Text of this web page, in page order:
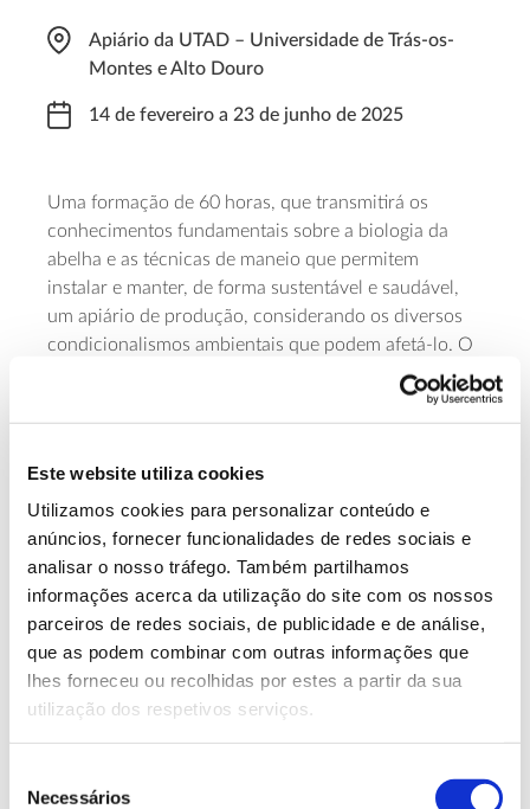
Este website utiliza cookies
Utilizamos cookies para personalizar conteúdo e
anúncios, fornecer funcionalidades de redes sociais e
analisar o nosso tráfego. Também partilhamos
informações acerca da utilização do site com os nossos
parceiros de redes sociais, de publicidade e de análise,
que as podem combinar com outras informações que
lhes forneceu ou recolhidas por estes a partir da sua
utilização dos respetivos serviços.
Necessários
Apiário da UTAD – Universidade de Trás-os-
Montes e Alto Douro
14 de fevereiro a 23 de junho de 2025
Uma formação de 60 horas, que transmitirá os
conhecimentos fundamentais sobre a biologia da
abelha e as técnicas de maneio que permitem
instalar e manter, de forma sustentável e saudável,
um apiário de produção, considerando os diversos
condicionalismos ambientais que podem afetá-lo. O
curso destina-se a profissionais da fileira do mel e
preferência com o 12º ano na área de ciências
possível apresentar candidatura a Bolsa de Incentivo
neste valor, ao abrigo dos Programas Impulso
Adultos ou Jovem STEAM (PRR).
Saiba mais
13.07.2026
Genoma do priolo e de outras espécies em risco: